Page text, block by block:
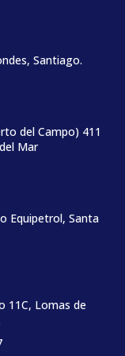
Santiago.
del Campo) 411
Mar
Equipetrol, Santa
11C, Lomas de